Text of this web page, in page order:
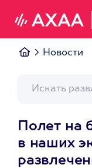
Новости
Полет на
в наших